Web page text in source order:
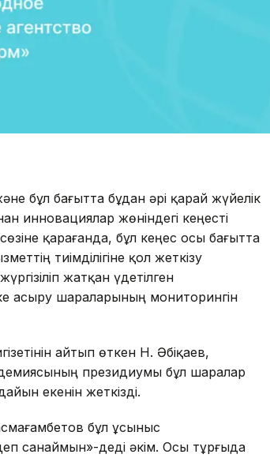
бұл бағытта бұдан әрі қарай жүйелік
инновациялар жөніндегі кеңесті
қарағанда, бұл кеңес осы бағытта
тиімділігіне қол жеткізу
жатқан үдетілген
асыру шараларының мониторингін
айтып өткен Н. Әбіқаев,
президиумы бұл шаралар
екенін жеткізді.
бұл ұсыныс
санаймын»-деді әкім. Осы тұрғыда